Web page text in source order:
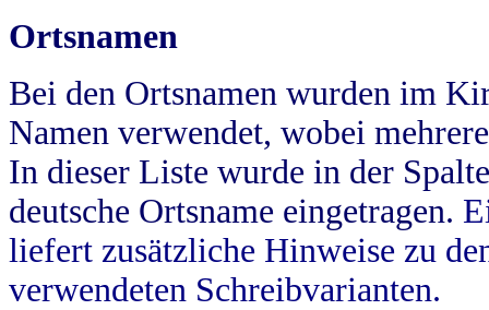
Ortsnamen
Bei den Ortsnamen wurden im
Namen verwendet, wobei
In dieser Liste wurde in der
deutsche Ortsname eingetragen.
liefert zusätzliche Hinweise zu
verwendeten Schreibvarianten.